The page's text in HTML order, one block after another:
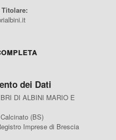
dei Dati
DI ALBINI MARIO E
(BS)
Imprese di Brescia